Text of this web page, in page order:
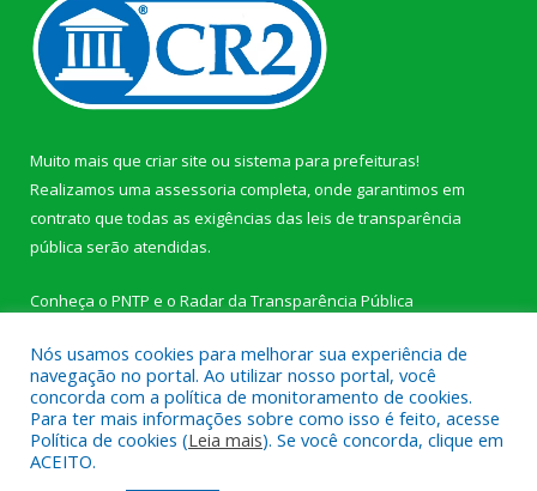
Muito mais que criar site ou sistema para prefeituras!
Realizamos uma assessoria completa, onde garantimos em
contrato que todas as exigências das leis de transparência
pública serão atendidas.
Conheça o PNTP e o Radar da Transparência Pública
Todos os direitos reservados a Câmara Municipal de Novo
Progresso.
Nós usamos cookies para melhorar sua experiência de
navegação no portal. Ao utilizar nosso portal, você
concorda com a política de monitoramento de cookies.
Para ter mais informações sobre como isso é feito, acesse
Política de cookies (Leia mais). Se você concorda, clique em
ACEITO.